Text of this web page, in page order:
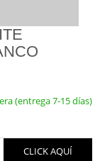
(entrega 7-15 días)
CLICK AQUÍ